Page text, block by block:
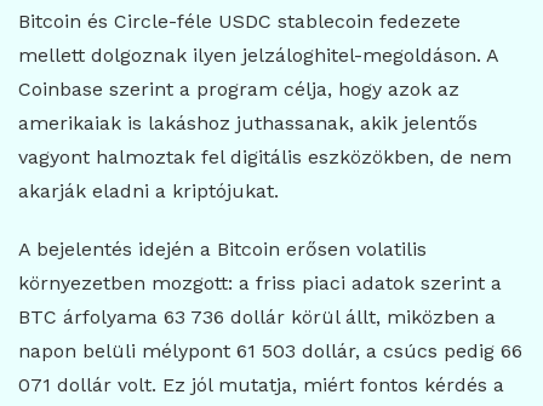
Bitcoin és Circle-féle USDC stablecoin fedezete
mellett dolgoznak ilyen jelzáloghitel-megoldáson. A
Coinbase szerint a program célja, hogy azok az
amerikaiak is lakáshoz juthassanak, akik jelentős
vagyont halmoztak fel digitális eszközökben, de nem
akarják eladni a kriptójukat.
A bejelentés idején a Bitcoin erősen volatilis
környezetben mozgott: a friss piaci adatok szerint a
BTC árfolyama 63 736 dollár körül állt, miközben a
napon belüli mélypont 61 503 dollár, a csúcs pedig 66
071 dollár volt. Ez jól mutatja, miért fontos kérdés a